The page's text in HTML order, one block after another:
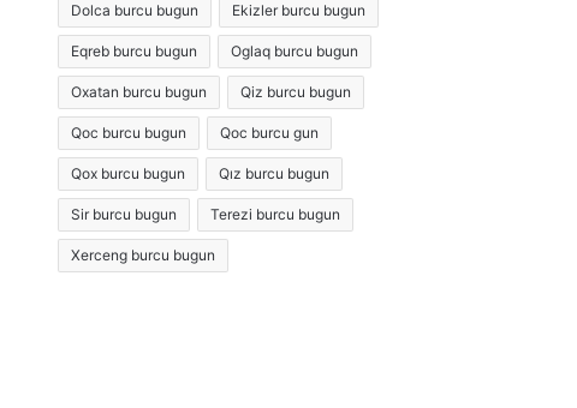
Dolca burcu bugun Ekizler burcu bugun
Eqreb burcu bugun Oglaq burcu bugun
Oxatan burcu bugun Qiz burcu bugun
Qoc burcu bugun Qoc burcu gun
Qox burcu bugun Qız burcu bugun
Sir burcu bugun Terezi burcu bugun
Xerceng burcu bugun